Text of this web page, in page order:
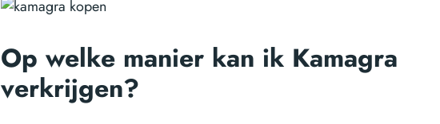
Op welke manier kan ik Kamagra
verkrijgen?